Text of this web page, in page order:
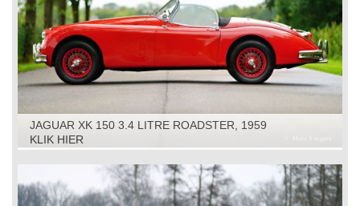
JAGUAR XK 150 3.4 LITRE ROADSTER, 1959
KLIK HIER